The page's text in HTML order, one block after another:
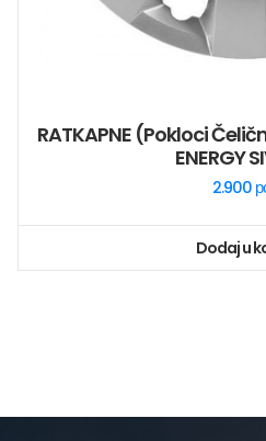
RATKAPNE (pokloci
ENERGY
2.900
Dodaj u